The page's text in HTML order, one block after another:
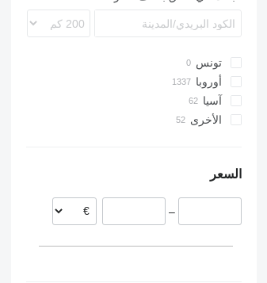
تونس
أوروبا
إسبانيا
بولندا
البرتغال
آسيا
أوزبكستان
الأخرى
السعر
–